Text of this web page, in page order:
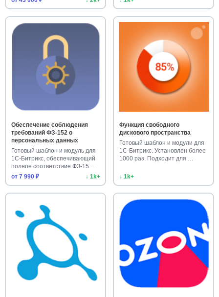
Обеспечение соблюдения
требований ФЗ-152 о
персональных данных
Готовый шаблон и модуль для
1С-Битрикс, обеспечивающий
полное соответствие ФЗ-15…
от 7 990 ₽
↓ 1k+
Функция свободного
дискового пространства
Готовый шаблон и модули для
1С-Битрикс. Установлен более
1000 раз. Подходит для …
↓ 1k+